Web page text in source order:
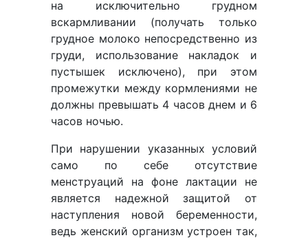
на исключительно грудном
вскармливании (получать только
грудное молоко непосредственно из
груди, использование накладок и
пустышек исключено), при этом
промежутки между кормлениями не
должны превышать 4 часов днем и 6
часов ночью.
При нарушении указанных условий
само по себе отсутствие
менструаций на фоне лактации не
является надежной защитой от
наступления новой беременности,
ведь женский организм устроен так,